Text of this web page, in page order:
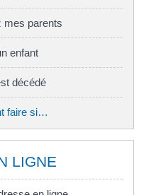
mes parents
enfant
décédé
faire si…
LIGNE